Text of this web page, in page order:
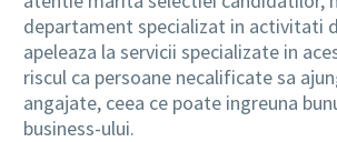
departament specializat in activitati
apeleaza la servicii specializate in
riscul ca persoane necalificate sa
angajate, ceea ce poate ingreuna
business-ului.